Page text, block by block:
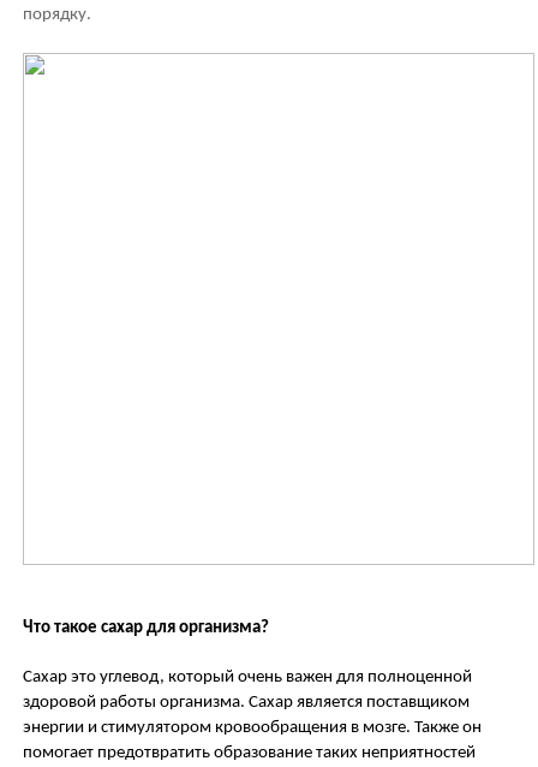
порядку.
Что такое сахар для организма?
Сахар это углевод, который очень важен для полноценной
здоровой работы организма. Сахар является поставщиком
энергии и стимулятором кровообращения в мозге. Также он
помогает предотвратить образование таких неприятностей